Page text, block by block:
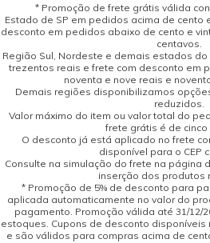
* Promoção de frete grátis válida
Estado de SP em pedidos acima de cento
desconto em pedidos abaixo de cento e
centavos.
Região Sul, Nordeste e demais estados
trezentos reais e frete com desconto em
noventa e nove reais e
Demais regiões disponibilizamos
reduzidos.
Valor máximo do item ou valor total do
frete grátis é de cinco
O desconto já está aplicado no frete
disponível para o CEP
Consulte na simulação do frete na página
inserção dos produtos
* Promoção de 5% de desconto para
aplicada automaticamente no valor do
pagamento. Promoção válida até 31/12/
estoques. Cupons de desconto
e são válidos para compras acima de